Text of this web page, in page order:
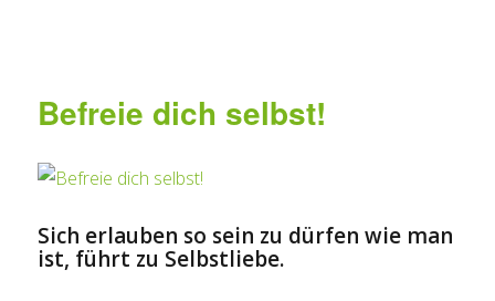
Befreie dich selbst!
Sich erlauben so sein zu dürfen wie man
ist, führt zu Selbstliebe.